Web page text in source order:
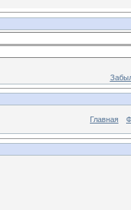
Главная